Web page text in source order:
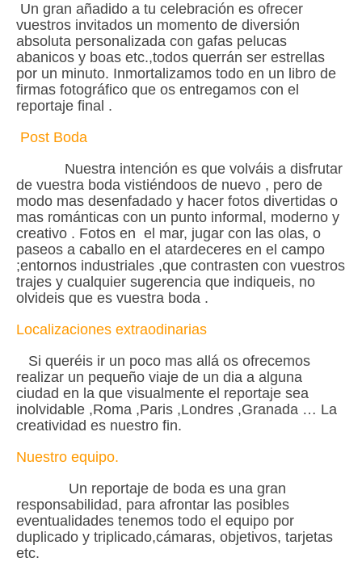
Un gran añadido a tu celebración es ofrecer
vuestros invitados un momento de diversión
absoluta personalizada con gafas pelucas
abanicos y boas etc.,todos querrán ser estrellas
por un minuto. Inmortalizamos todo en un libro de
firmas fotográfico que os entregamos con el
reportaje final .
Post Boda
Nuestra intención es que volváis a disfrutar
de vuestra boda vistiéndoos de nuevo , pero de
modo mas desenfadado y hacer fotos divertidas o
mas románticas con un punto informal, moderno y
creativo . Fotos en el mar, jugar con las olas, o
paseos a caballo en el atardeceres en el campo
;entornos industriales ,que contrasten con vuestros
trajes y cualquier sugerencia que indiqueis, no
olvideis que es vuestra boda .
Localizaciones extraodinarias
Si queréis ir un poco mas allá os ofrecemos
realizar un pequeño viaje de un dia a alguna
ciudad en la que visualmente el reportaje sea
inolvidable ,Roma ,Paris ,Londres ,Granada … La
creatividad es nuestro fin.
Nuestro equipo.
Un reportaje de boda es una gran
responsabilidad, para afrontar las posibles
eventualidades tenemos todo el equipo por
duplicado y triplicado,cámaras, objetivos, tarjetas
etc.